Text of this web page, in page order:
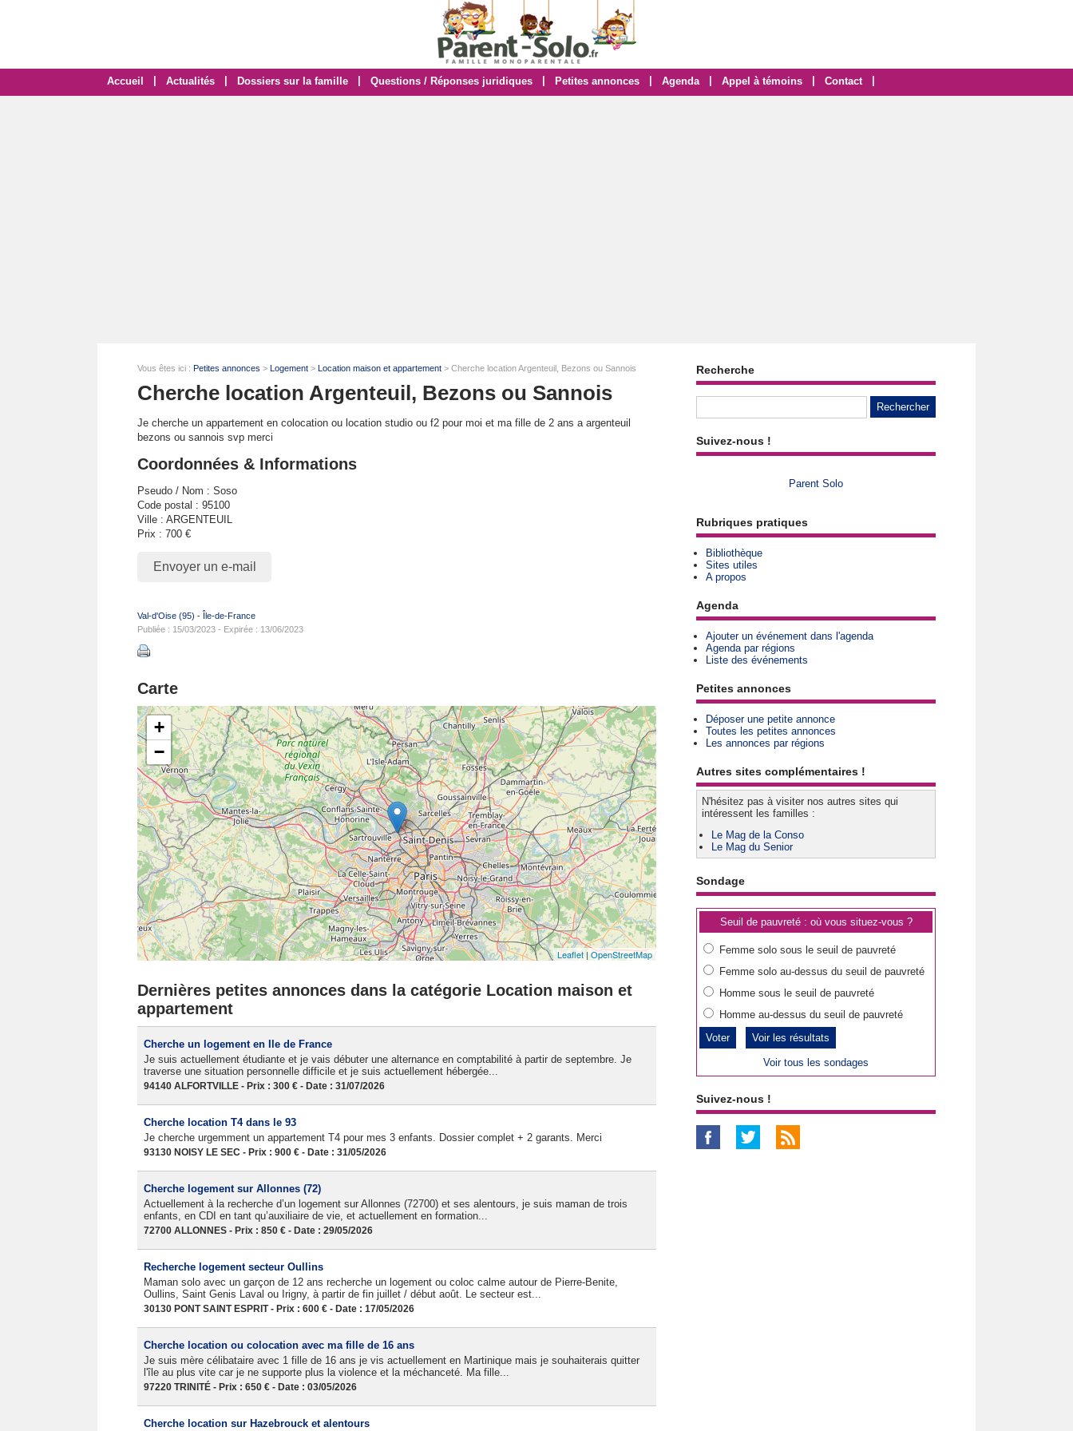
Accueil Actualités Dossiers sur la famille Questions / Réponses juridiques Petites annonces Agenda Appel à témoins Contact
Vous êtes ici : Petites annonces > Logement > Location maison et appartement > Cherche location Argenteuil, Bezons ou Sannois
Cherche location Argenteuil, Bezons ou Sannois
Je cherche un appartement en colocation ou location studio ou f2 pour moi et ma fille de 2 ans a argenteuil
bezons ou sannois svp merci
Coordonnées & Informations
Pseudo / Nom : Soso
Code postal : 95100
Ville : ARGENTEUIL
Prix : 700 €
Envoyer un e-mail
Val-d'Oise (95) - Île-de-France
Publiée : 15/03/2023 - Expirée : 13/06/2023
Carte
+
−
Leaflet | OpenStreetMap
Dernières petites annonces dans la catégorie Location maison et
appartement
Cherche un logement en Ile de France
Je suis actuellement étudiante et je vais débuter une alternance en comptabilité à partir de septembre. Je
traverse une situation personnelle difficile et je suis actuellement hébergée...
94140 ALFORTVILLE - Prix : 300 € - Date : 31/07/2026
Cherche location T4 dans le 93
Je cherche urgemment un appartement T4 pour mes 3 enfants. Dossier complet + 2 garants. Merci
93130 NOISY LE SEC - Prix : 900 € - Date : 31/05/2026
Cherche logement sur Allonnes (72)
Actuellement à la recherche d’un logement sur Allonnes (72700) et ses alentours, je suis maman de trois
enfants, en CDI en tant qu’auxiliaire de vie, et actuellement en formation...
72700 ALLONNES - Prix : 850 € - Date : 29/05/2026
Recherche logement secteur Oullins
Maman solo avec un garçon de 12 ans recherche un logement ou coloc calme autour de Pierre-Benite,
Oullins, Saint Genis Laval ou Irigny, à partir de fin juillet / début août. Le secteur est...
30130 PONT SAINT ESPRIT - Prix : 600 € - Date : 17/05/2026
Cherche location ou colocation avec ma fille de 16 ans
Je suis mère célibataire avec 1 fille de 16 ans je vis actuellement en Martinique mais je souhaiterais quitter
l'île au plus vite car je ne supporte plus la violence et la méchanceté. Ma fille...
97220 TRINITÉ - Prix : 650 € - Date : 03/05/2026
Cherche location sur Hazebrouck et alentours
Recherche
Suivez-nous !
Parent Solo
Rubriques pratiques
Bibliothèque
Sites utiles
A propos
Agenda
Ajouter un événement dans l'agenda
Agenda par régions
Liste des événements
Petites annonces
Déposer une petite annonce
Toutes les petites annonces
Les annonces par régions
Autres sites complémentaires !
N'hésitez pas à visiter nos autres sites qui
intéressent les familles :
Le Mag de la Conso
Le Mag du Senior
Sondage
Seuil de pauvreté : où vous situez-vous ?
Femme solo sous le seuil de pauvreté
Femme solo au-dessus du seuil de pauvreté
Homme sous le seuil de pauvreté
Homme au-dessus du seuil de pauvreté
Voir les résultats
Voir tous les sondages
Suivez-nous !